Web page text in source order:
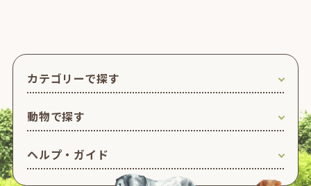
カテゴリーで探す
動物で探す
ヘルプ・ガイド